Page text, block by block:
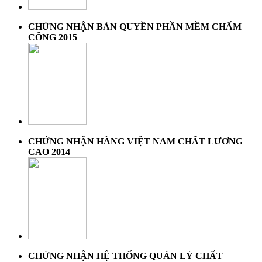
CHỨNG NHẬN BẢN QUYỀN PHẦN MỀM CHẤM
CÔNG 2015
CHỨNG NHẬN HÀNG VIỆT NAM CHẤT LƯƠNG
CAO 2014
CHỨNG NHẬN HỆ THỐNG QUẢN LÝ CHẤT